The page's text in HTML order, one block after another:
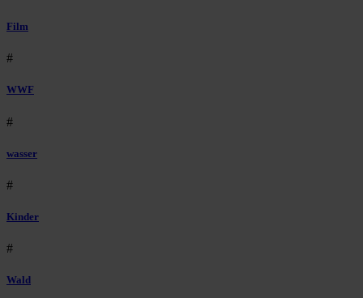
Film
#
WWF
#
wasser
#
Kinder
#
Wald